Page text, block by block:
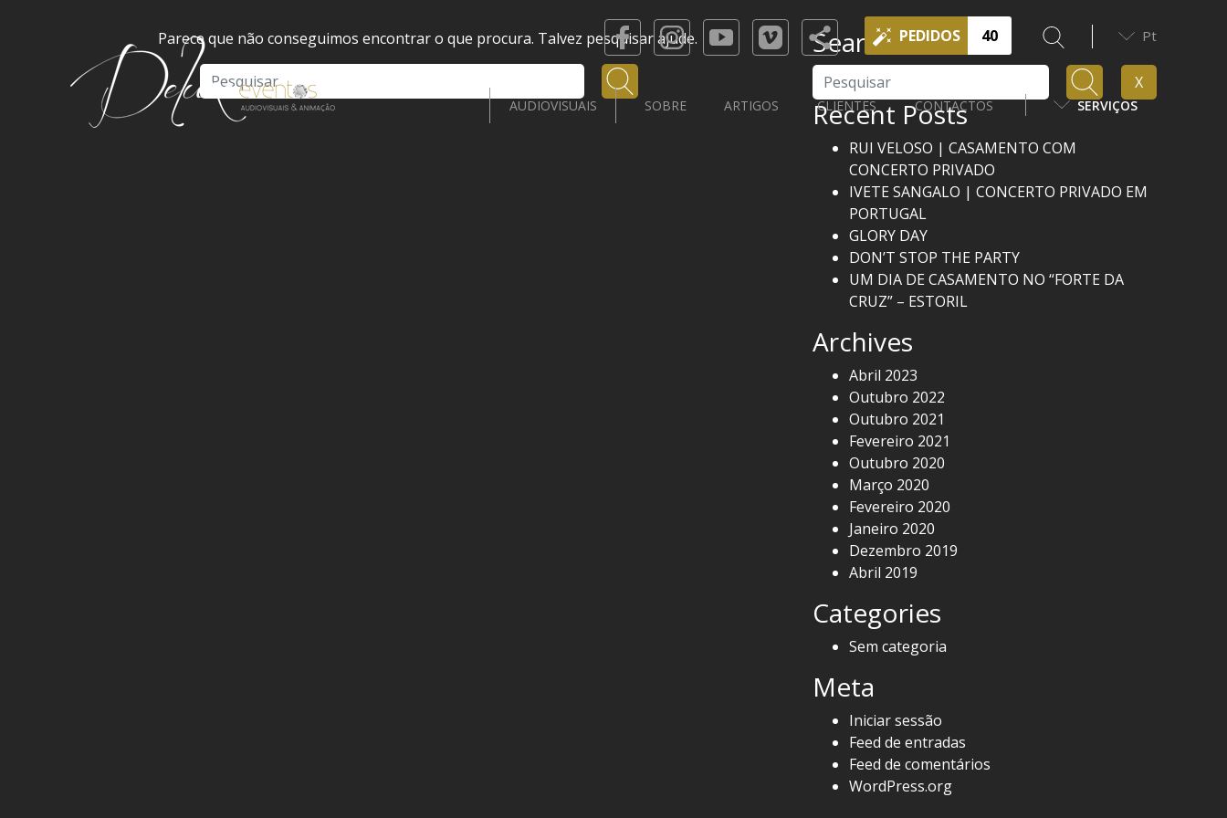
PEDIDOS 40 Pt
AUDIOVISUAIS SOBRE ARTIGOS CLIENTES CONTACTOS SERVIÇOS
Parece que não conseguimos encontrar o que procura. Talvez pesquisar ajude.
Search
Pesquisar X
Recent Posts
RUI VELOSO | CASAMENTO COM
CONCERTO PRIVADO
IVETE SANGALO | CONCERTO PRIVADO EM
PORTUGAL
GLORY DAY
DON’T STOP THE PARTY
UM DIA DE CASAMENTO NO “FORTE DA
CRUZ” – ESTORIL
Archives
Abril 2023
Outubro 2022
Outubro 2021
Fevereiro 2021
Outubro 2020
Março 2020
Fevereiro 2020
Janeiro 2020
Dezembro 2019
Abril 2019
Categories
Sem categoria
Meta
Iniciar sessão
Feed de entradas
Feed de comentários
WordPress.org